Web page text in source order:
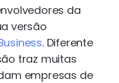
da
versão
. Diferente
traz muitas
empresas de